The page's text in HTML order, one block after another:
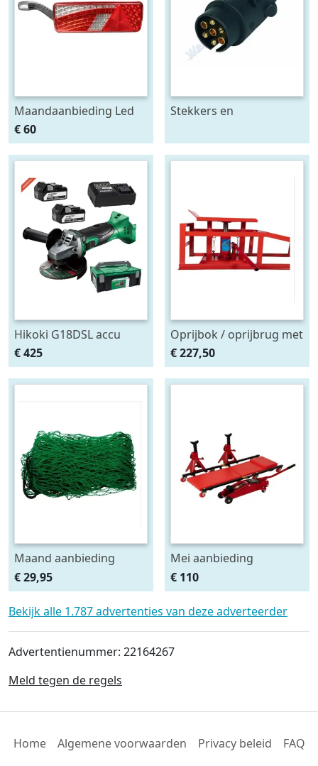
Maandaanbieding Led
achterlicht 12-24V links
m. breedtelamp
€ 60
Stekkers en
Hikoki G18DSL accu
haakse slijper (2x5Ah +
HSCII)
€ 425
Oprijbok / oprijbrug met
ingebouwde krik. set
2stuks
€ 227,50
Maand aanbieding
Afdeknet 4x2 mtr maas
4.5 x 4.5 cm
€ 29,95
Mei aanbieding
Monteursligkar+2 tons
krik + 2 assteunen
€ 110
Bekijk alle 1.787 advertenties van deze adverteerder
Advertentienummer: 22164267
Meld tegen de regels
Home Algemene voorwaarden Privacy beleid FAQ